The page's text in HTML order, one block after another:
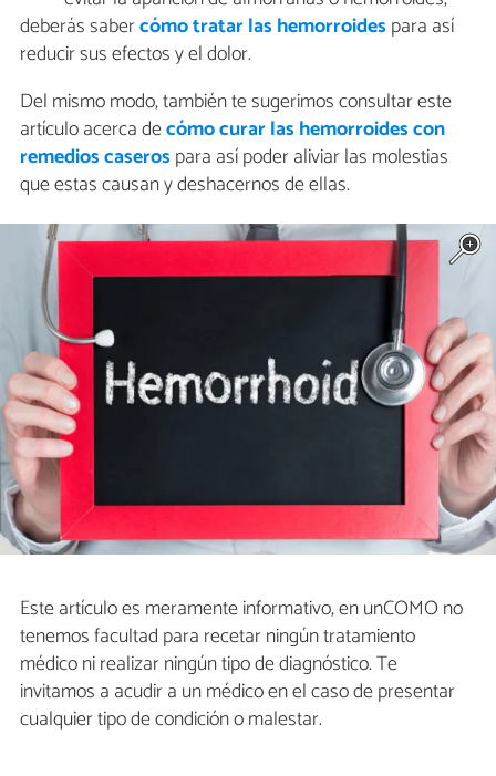
deberás sabercómo tratar las hemorroides para así
reducir sus efectos y el dolor.
Del mismo modo, también te sugerimos consultar este
artículo acerca decómo curar las hemorroides con
remedios caseros para así poder aliviar las molestias
que estas causan y deshacernos de ellas.
Este artículo es meramente informativo, en unCOMO no
tenemos facultad para recetar ningún tratamiento
médico ni realizar ningún tipo de diagnóstico. Te
invitamos a acudir a un médico en el caso de presentar
cualquier tipo de condición o malestar.